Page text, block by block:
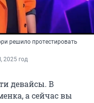
решило протестировать
2025 год
девайсы. В
а сейчас вы